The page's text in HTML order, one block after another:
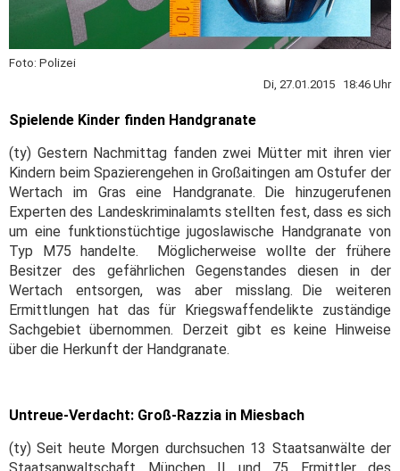
Foto: Polizei
Di, 27.01.2015 18:46 Uhr
Spielende Kinder finden Handgranate
(ty) Gestern Nachmittag fanden zwei Mütter mit ihren vier
Kindern beim Spazierengehen in Großaitingen am Ostufer der
Wertach im Gras eine Handgranate. Die hinzugerufenen
Experten des Landeskriminalamts stellten fest, dass es sich
um eine funktionstüchtige jugoslawische Handgranate von
Typ M75 handelte. Möglicherweise wollte der frühere
Besitzer des gefährlichen Gegenstandes diesen in der
Wertach entsorgen, was aber misslang. Die weiteren
Ermittlungen hat das für Kriegswaffendelikte zuständige
Sachgebiet übernommen. Derzeit gibt es keine Hinweise
über die Herkunft der Handgranate.
Untreue-Verdacht: Groß-Razzia in Miesbach
(ty) Seit heute Morgen durchsuchen 13 Staatsanwälte der